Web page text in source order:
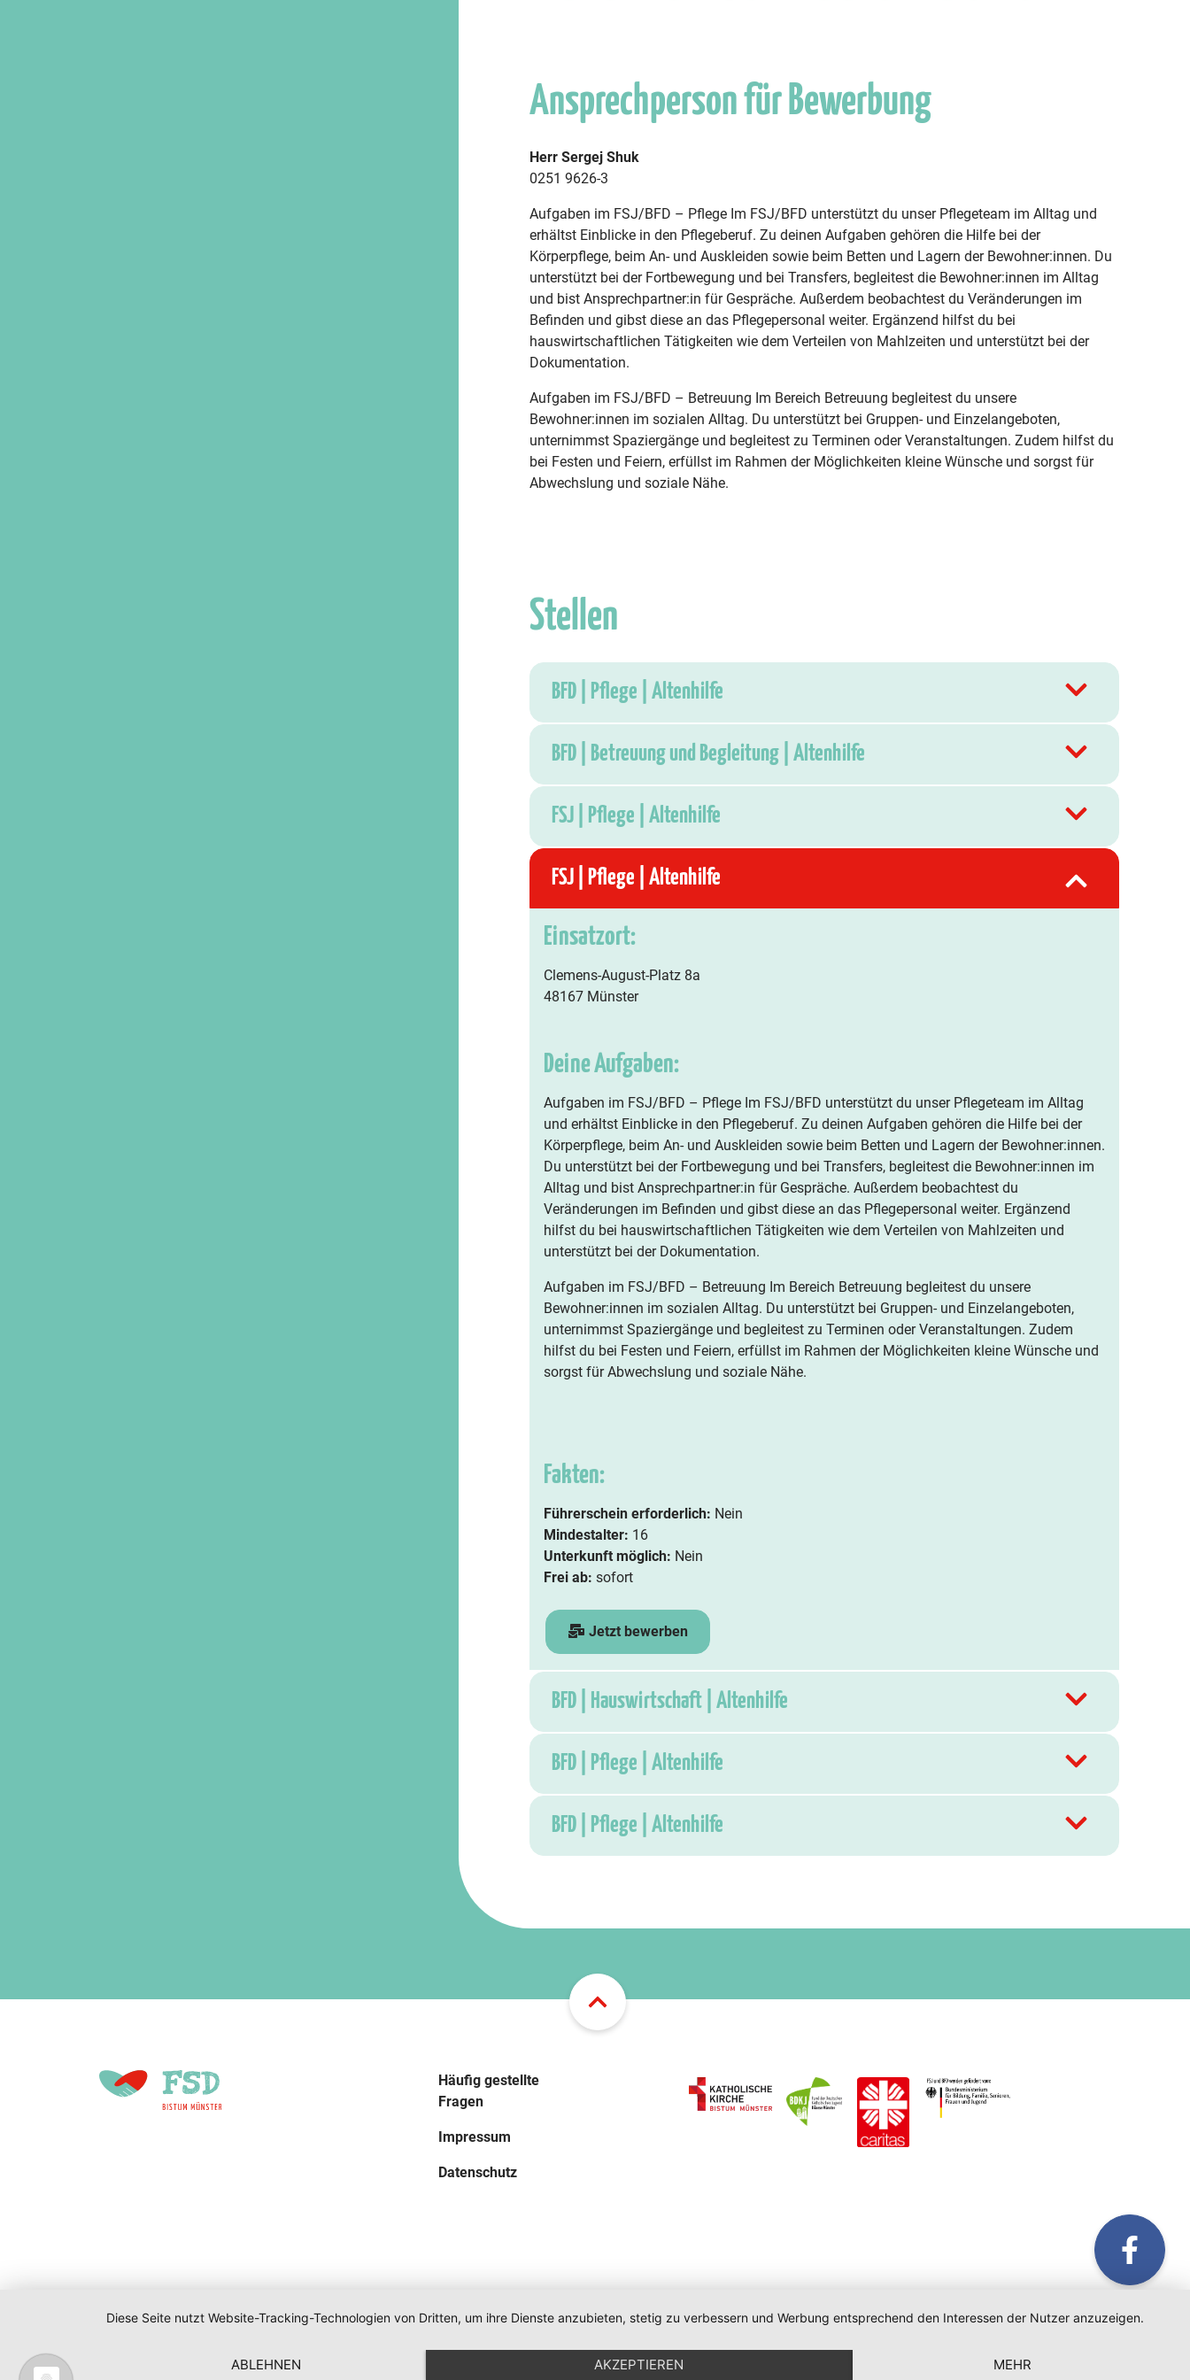
Ansprechperson für Bewerbung
Herr Sergej Shuk
0251 9626-3
Aufgaben im FSJ/BFD – Pflege Im FSJ/BFD unterstützt du unser Pflegeteam im Alltag und
erhältst Einblicke in den Pflegeberuf. Zu deinen Aufgaben gehören die Hilfe bei der
Körperpflege, beim An- und Auskleiden sowie beim Betten und Lagern der Bewohner:innen. Du
unterstützt bei der Fortbewegung und bei Transfers, begleitest die Bewohner:innen im Alltag
und bist Ansprechpartner:in für Gespräche. Außerdem beobachtest du Veränderungen im
Befinden und gibst diese an das Pflegepersonal weiter. Ergänzend hilfst du bei
hauswirtschaftlichen Tätigkeiten wie dem Verteilen von Mahlzeiten und unterstützt bei der
Dokumentation.
Aufgaben im FSJ/BFD – Betreuung Im Bereich Betreuung begleitest du unsere
Bewohner:innen im sozialen Alltag. Du unterstützt bei Gruppen- und Einzelangeboten,
unternimmst Spaziergänge und begleitest zu Terminen oder Veranstaltungen. Zudem hilfst du
bei Festen und Feiern, erfüllst im Rahmen der Möglichkeiten kleine Wünsche und sorgst für
Abwechslung und soziale Nähe.
Stellen
BFD | Pflege | Altenhilfe
BFD | Betreuung und Begleitung | Altenhilfe
FSJ | Pflege | Altenhilfe
FSJ | Pflege | Altenhilfe
Einsatzort:
Clemens-August-Platz 8a
48167 Münster
Deine Aufgaben:
Aufgaben im FSJ/BFD – Pflege Im FSJ/BFD unterstützt du unser Pflegeteam im Alltag
und erhältst Einblicke in den Pflegeberuf. Zu deinen Aufgaben gehören die Hilfe bei der
Körperpflege, beim An- und Auskleiden sowie beim Betten und Lagern der Bewohner:innen.
Du unterstützt bei der Fortbewegung und bei Transfers, begleitest die Bewohner:innen im
Alltag und bist Ansprechpartner:in für Gespräche. Außerdem beobachtest du
Veränderungen im Befinden und gibst diese an das Pflegepersonal weiter. Ergänzend
hilfst du bei hauswirtschaftlichen Tätigkeiten wie dem Verteilen von Mahlzeiten und
unterstützt bei der Dokumentation.
Aufgaben im FSJ/BFD – Betreuung Im Bereich Betreuung begleitest du unsere
Bewohner:innen im sozialen Alltag. Du unterstützt bei Gruppen- und Einzelangeboten,
unternimmst Spaziergänge und begleitest zu Terminen oder Veranstaltungen. Zudem
hilfst du bei Festen und Feiern, erfüllst im Rahmen der Möglichkeiten kleine Wünsche und
sorgst für Abwechslung und soziale Nähe.
Fakten:
Führerschein erforderlich: Nein
Mindestalter: 16
Unterkunft möglich: Nein
Frei ab: sofort
Jetzt bewerben
BFD | Hauswirtschaft | Altenhilfe
BFD | Pflege | Altenhilfe
BFD | Pflege | Altenhilfe
Häufig gestellte
Fragen
Impressum
Datenschutz
Diese Seite nutzt Website-Tracking-Technologien von Dritten, um ihre Dienste anzubieten, stetig zu verbessern und Werbung entsprechend den Interessen der Nutzer anzuzeigen.
ABLEHNEN AKZEPTIEREN MEHR